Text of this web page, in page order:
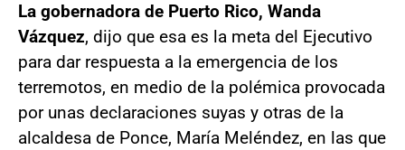
La gobernadora de Puerto Rico, Wanda
Vázquez, dijo que esa es la meta del Ejecutivo
para dar respuesta a la emergencia de los
terremotos, en medio de la polémica provocada
por unas declaraciones suyas y otras de la
alcaldesa de Ponce, María Meléndez, en las que